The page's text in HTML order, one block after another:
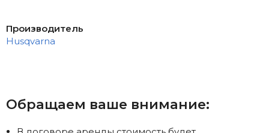
Производитель
Husqvarna
Обращаем ваше внимание: